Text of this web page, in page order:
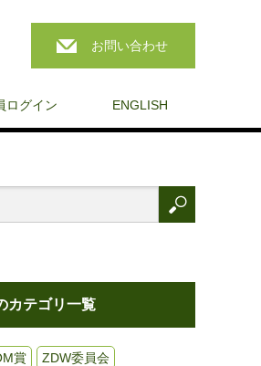
お問い合わせ
ログイン ENGLISH
カテゴリ一覧
賞
ZDW委員会